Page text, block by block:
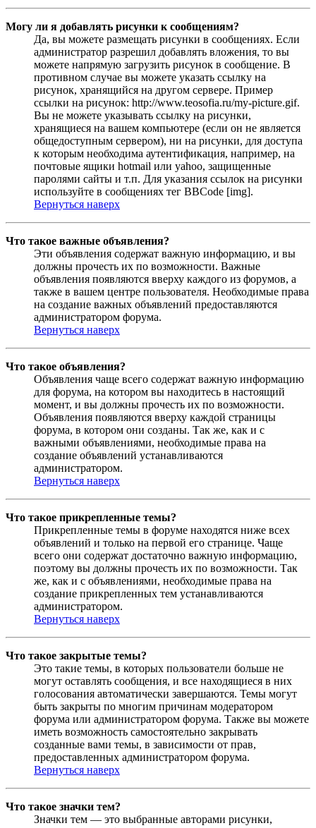
Могу ли я добавлять рисунки к сообщениям?
Да, вы можете размещать рисунки в сообщениях. Если
администратор разрешил добавлять вложения, то вы
можете напрямую загрузить рисунок в сообщение. В
противном случае вы можете указать ссылку на
рисунок, хранящийся на другом сервере. Пример
ссылки на рисунок: http://www.teosofia.ru/my-picture.gif.
Вы не можете указывать ссылку на рисунки,
хранящиеся на вашем компьютере (если он не является
общедоступным сервером), ни на рисунки, для доступа
к которым необходима аутентификация, например, на
почтовые ящики hotmail или yahoo, защищенные
паролями сайты и т.п. Для указания ссылок на рисунки
используйте в сообщениях тег BBCode [img].
Вернуться наверх
Что такое важные объявления?
Эти объявления содержат важную информацию, и вы
должны прочесть их по возможности. Важные
объявления появляются вверху каждого из форумов, а
также в вашем центре пользователя. Необходимые права
на создание важных объявлений предоставляются
администратором форума.
Вернуться наверх
Что такое объявления?
Объявления чаще всего содержат важную информацию
для форума, на котором вы находитесь в настоящий
момент, и вы должны прочесть их по возможности.
Объявления появляются вверху каждой страницы
форума, в котором они созданы. Так же, как и с
важными объявлениями, необходимые права на
создание объявлений устанавливаются
администратором.
Вернуться наверх
Что такое прикрепленные темы?
Прикрепленные темы в форуме находятся ниже всех
объявлений и только на первой его странице. Чаще
всего они содержат достаточно важную информацию,
поэтому вы должны прочесть их по возможности. Так
же, как и с объявлениями, необходимые права на
создание прикрепленных тем устанавливаются
администратором.
Вернуться наверх
Что такое закрытые темы?
Это такие темы, в которых пользователи больше не
могут оставлять сообщения, и все находящиеся в них
голосования автоматически завершаются. Темы могут
быть закрыты по многим причинам модератором
форума или администратором форума. Также вы можете
иметь возможность самостоятельно закрывать
созданные вами темы, в зависимости от прав,
предоставленных администратором форума.
Вернуться наверх
Что такое значки тем?
Значки тем — это выбранные авторами рисунки,